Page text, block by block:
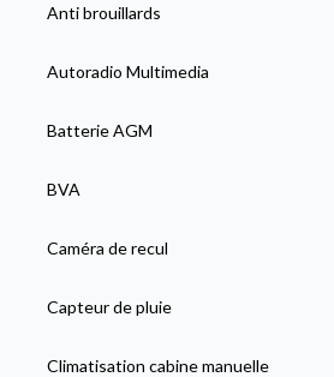
Anti brouillards
Autoradio Multimedia
Batterie AGM
BVA
Caméra de recul
Capteur de pluie
Climatisation cabine manuelle